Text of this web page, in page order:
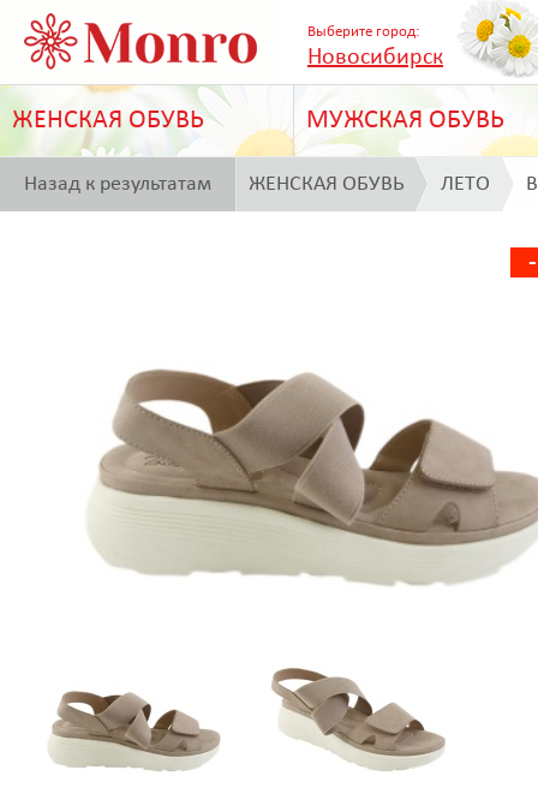
Выберите город:
Новосибирск
ЖЕНСКАЯ ОБУВЬ МУЖСКАЯ ОБУВЬ
Назад к результатам ЖЕНСКАЯ ОБУВЬ ЛЕТО